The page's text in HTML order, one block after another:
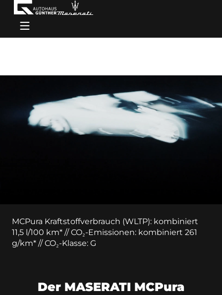
MCPura Kraftstoffverbrauch (WLTP): kombiniert
11,5 l/100 km* // CO₂-Emissionen: kombiniert 261
g/km* // CO₂-Klasse: G
Der MASERATI MCPura